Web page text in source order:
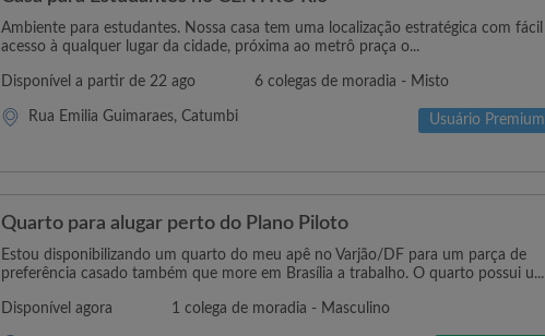
Ambiente para estudantes. Nossa casa tem uma localização estratégica com fácil
acesso à qualquer lugar da cidade, próxima ao metrô praça o...
Disponível a partir de 22 ago 6 colegas de moradia - Misto
Rua Emilia Guimaraes, Catumbi Usuário Premium
Quarto para alugar perto do Plano Piloto
Estou disponibilizando um quarto do meu apê no Varjão/DF para um parça de
preferência casado também que more em Brasília a trabalho. O quarto possui u...
Disponível agora 1 colega de moradia - Masculino